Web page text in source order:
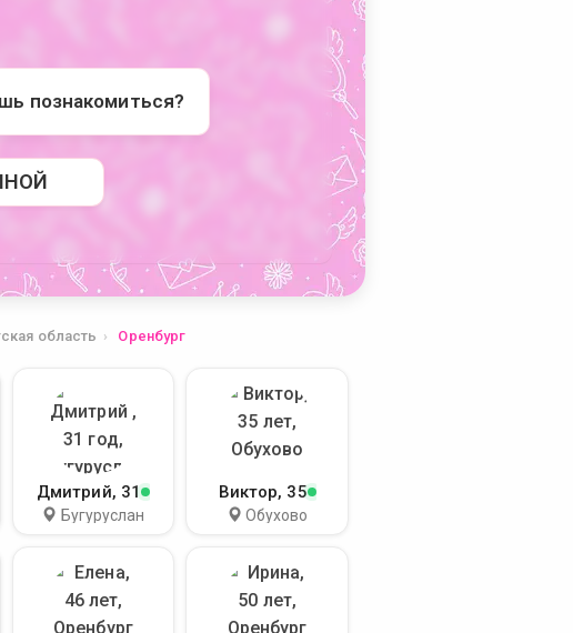
познакомиться?
область Оренбург
Дмитрий, 31
Бугуруслан
Виктор, 35
Обухово